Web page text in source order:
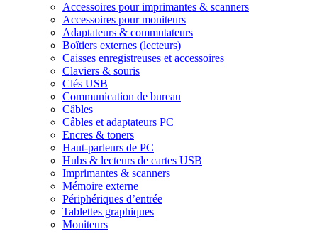
Accessoires pour imprimantes & scanners
Accessoires pour moniteurs
Adaptateurs & commutateurs
Boîtiers externes (lecteurs)
Caisses enregistreuses et accessoires
Claviers & souris
Clés USB
Communication de bureau
Câbles
Câbles et adaptateurs PC
Encres & toners
Haut-parleurs de PC
Hubs & lecteurs de cartes USB
Imprimantes & scanners
Mémoire externe
Périphériques d’entrée
Tablettes graphiques
Moniteurs